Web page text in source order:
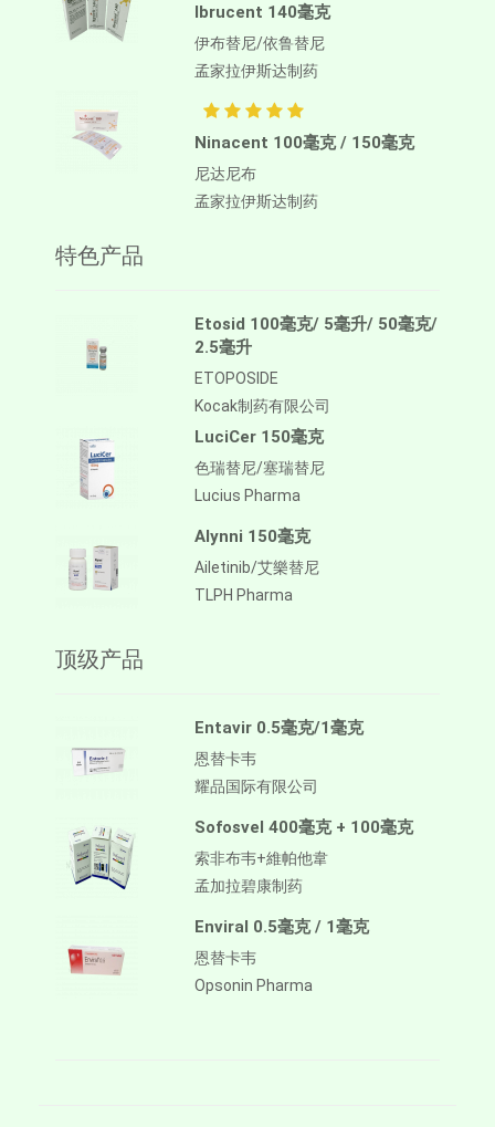
Ibrucent 140毫克
伊布替尼/依鲁替尼
孟家拉伊斯达制药
Ninacent 100毫克 / 150毫克
尼达尼布
孟家拉伊斯达制药
特色产品
Etosid 100毫克/ 5毫升/ 50毫克/
2.5毫升
ETOPOSIDE
Kocak制药有限公司
LuciCer 150毫克
色瑞替尼/塞瑞替尼
Lucius Pharma
Alynni 150毫克
Ailetinib/艾樂替尼
TLPH Pharma
顶级产品
Entavir 0.5毫克/1毫克
恩替卡韦
耀品国际有限公司
Sofosvel 400毫克 + 100毫克
索非布韦+維帕他韋
孟加拉碧康制药
Enviral 0.5毫克 / 1毫克
恩替卡韦
Opsonin Pharma